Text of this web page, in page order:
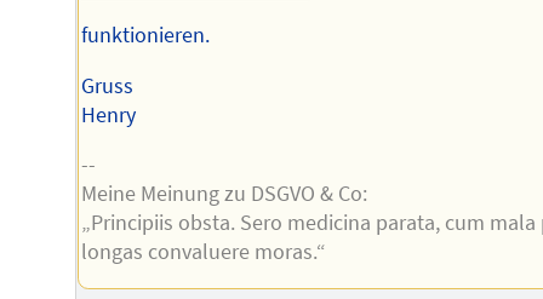
funktionieren.
Gruss
Henry
--
Meine Meinung zu DSGVO & Co:
„Principiis obsta. Sero medicina parata, cum mala
longas convaluere moras.“